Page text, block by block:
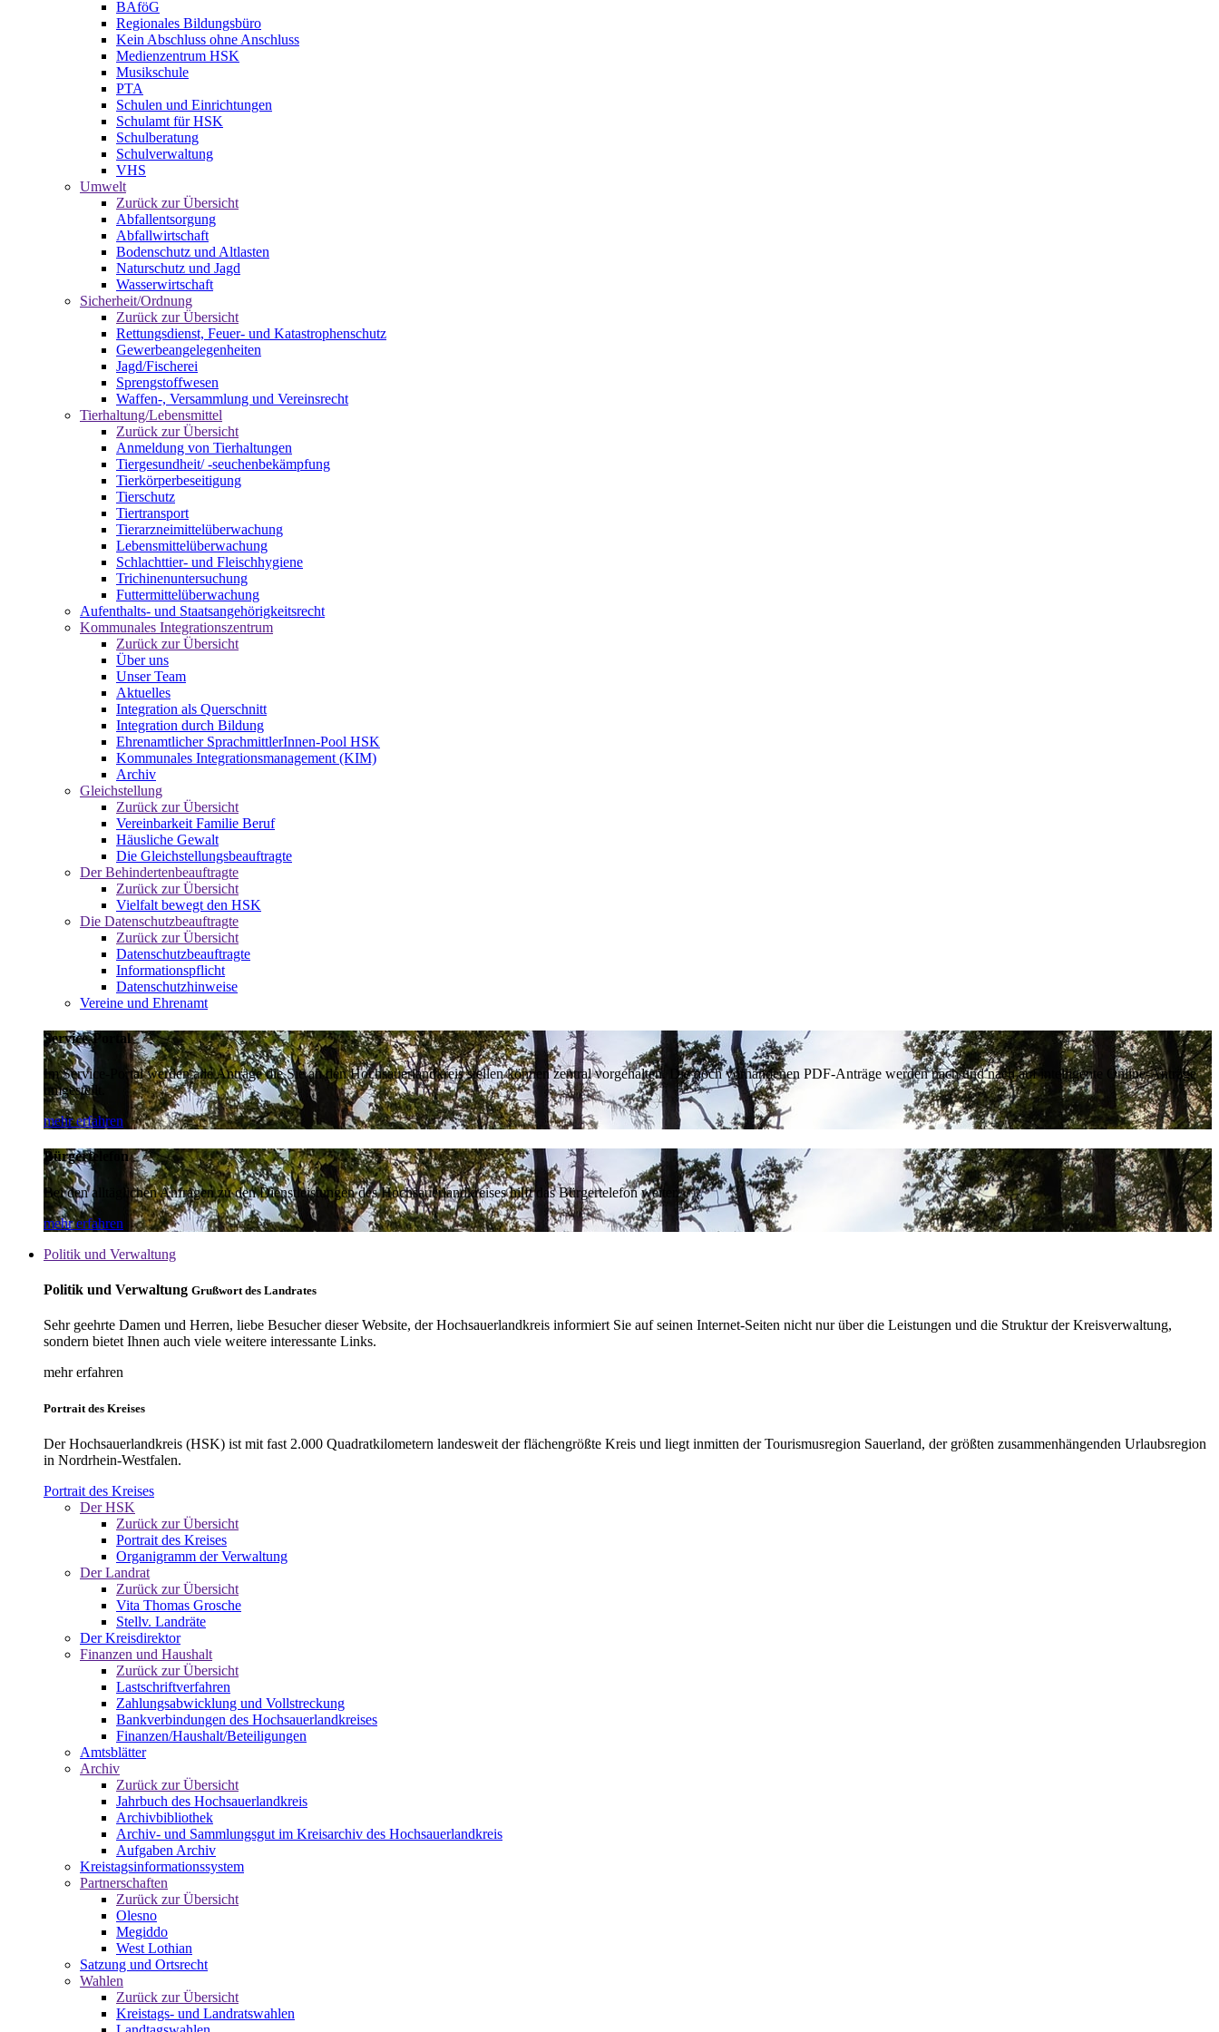
BAföG
Regionales Bildungsbüro
Kein Abschluss ohne Anschluss
Medienzentrum HSK
Musikschule
PTA
Schulen und Einrichtungen
Schulamt für HSK
Schulberatung
Schulverwaltung
VHS
Umwelt
Zurück zur Übersicht
Abfallentsorgung
Abfallwirtschaft
Bodenschutz und Altlasten
Naturschutz und Jagd
Wasserwirtschaft
Sicherheit/Ordnung
Zurück zur Übersicht
Rettungsdienst, Feuer- und Katastrophenschutz
Gewerbeangelegenheiten
Jagd/Fischerei
Sprengstoffwesen
Waffen-, Versammlung und Vereinsrecht
Tierhaltung/Lebensmittel
Zurück zur Übersicht
Anmeldung von Tierhaltungen
Tiergesundheit/ -seuchenbekämpfung
Tierkörperbeseitigung
Tierschutz
Tiertransport
Tierarzneimittelüberwachung
Lebensmittelüberwachung
Schlachttier- und Fleischhygiene
Trichinenuntersuchung
Futtermittelüberwachung
Aufenthalts- und Staatsangehörigkeitsrecht
Kommunales Integrationszentrum
Zurück zur Übersicht
Über uns
Unser Team
Aktuelles
Integration als Querschnitt
Integration durch Bildung
Ehrenamtlicher SprachmittlerInnen-Pool HSK
Kommunales Integrationsmanagement (KIM)
Archiv
Gleichstellung
Zurück zur Übersicht
Vereinbarkeit Familie Beruf
Häusliche Gewalt
Die Gleichstellungsbeauftragte
Der Behindertenbeauftragte
Zurück zur Übersicht
Vielfalt bewegt den HSK
Die Datenschutzbeauftragte
Zurück zur Übersicht
Datenschutzbeauftragte
Informationspflicht
Datenschutzhinweise
Vereine und Ehrenamt
Service-Portal
Im Service-Portal werden alle Anträge die Sie an den Hochsauerlandkreis stellen können zentral vorgehalten. Die noch vorhandenen PDF-Anträge werden nach und nach auf intelligente Online-Anträge
umgestellt.
mehr erfahren
Bürgertelefon
Bei den alltäglichen Anfragen zu den Dienstleistungen des Hochsauerlandkreises hilft das Bürgertelefon weiter.
mehr erfahren
Politik und Verwaltung
Politik und Verwaltung Grußwort des Landrates
Sehr geehrte Damen und Herren, liebe Besucher dieser Website, der Hochsauerlandkreis informiert Sie auf seinen Internet-Seiten nicht nur über die Leistungen und die Struktur der Kreisverwaltung,
sondern bietet Ihnen auch viele weitere interessante Links.
mehr erfahren
Portrait des Kreises
Der Hochsauerlandkreis (HSK) ist mit fast 2.000 Quadratkilometern landesweit der flächengrößte Kreis und liegt inmitten der Tourismusregion Sauerland, der größten zusammenhängenden Urlaubsregion
in Nordrhein-Westfalen.
Portrait des Kreises
Der HSK
Zurück zur Übersicht
Portrait des Kreises
Organigramm der Verwaltung
Der Landrat
Zurück zur Übersicht
Vita Thomas Grosche
Stellv. Landräte
Der Kreisdirektor
Finanzen und Haushalt
Zurück zur Übersicht
Lastschriftverfahren
Zahlungsabwicklung und Vollstreckung
Bankverbindungen des Hochsauerlandkreises
Finanzen/Haushalt/Beteiligungen
Amtsblätter
Archiv
Zurück zur Übersicht
Jahrbuch des Hochsauerlandkreis
Archivbibliothek
Archiv- und Sammlungsgut im Kreisarchiv des Hochsauerlandkreis
Aufgaben Archiv
Kreistagsinformationssystem
Partnerschaften
Zurück zur Übersicht
Olesno
Megiddo
West Lothian
Satzung und Ortsrecht
Wahlen
Zurück zur Übersicht
Kreistags- und Landratswahlen